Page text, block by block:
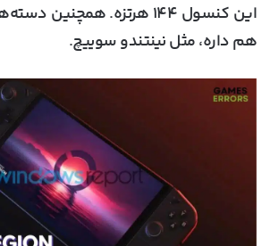
این کنسول ۱۴۴ هرتزه.
هم داره، مثل نینتندو سوییچ.